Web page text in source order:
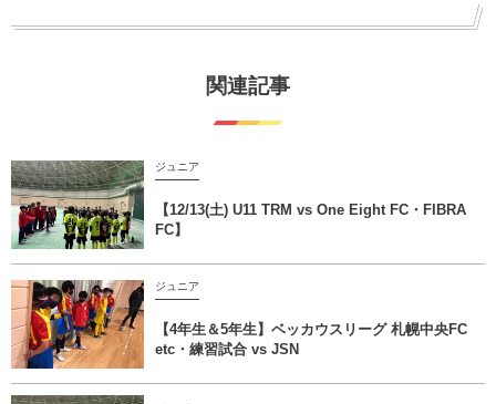
関連記事
ジュニア
【12/13(土) U11 TRM vs One Eight FC・FIBRA
FC】
ジュニア
【4年生＆5年生】ベッカウスリーグ 札幌中央FC
etc・練習試合 vs JSN